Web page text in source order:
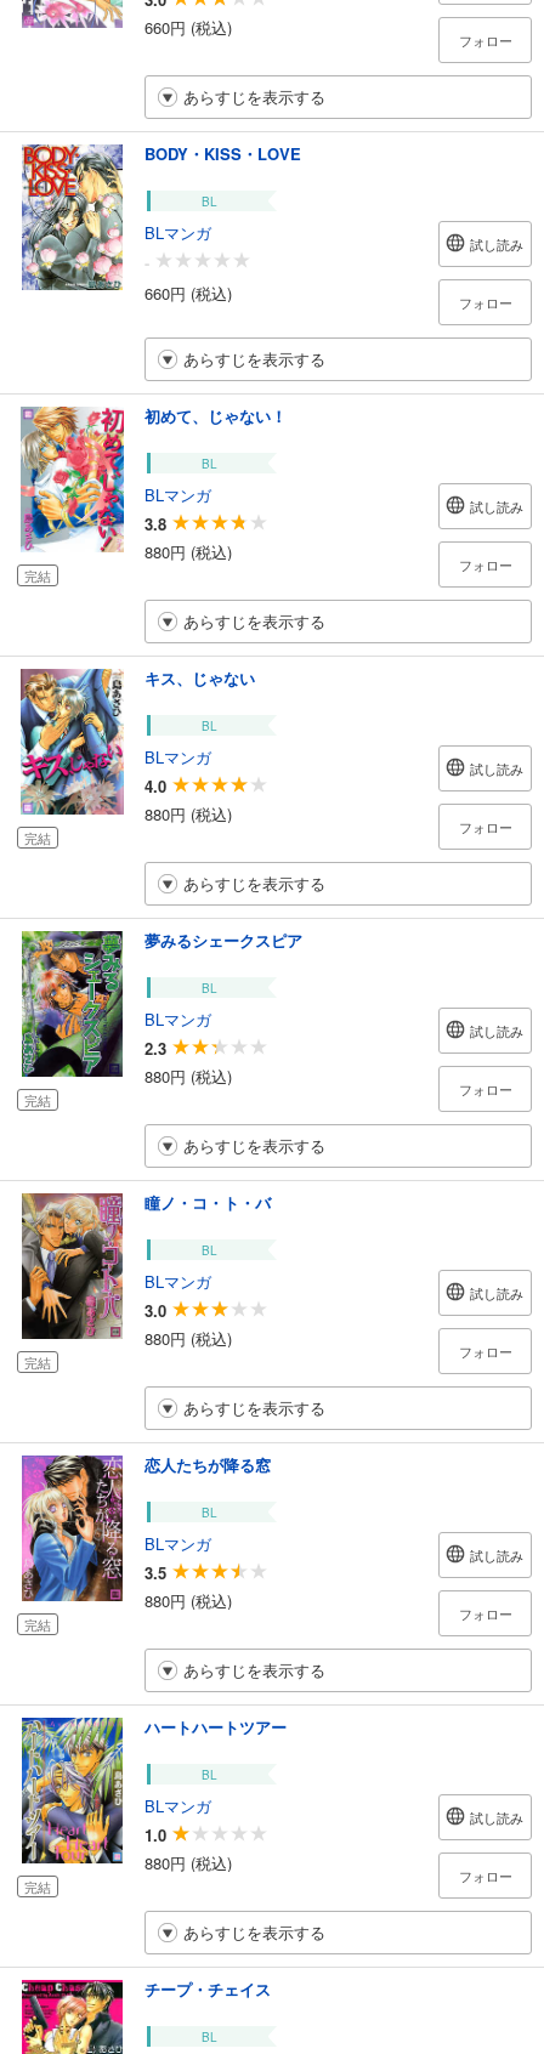
660円 (税込)
フォロー
あらすじを表示する
BODY・KISS・LOVE
BL
BLマンガ
-
660円 (税込)
試し読み
フォロー
あらすじを表示する
完結
初めて、じゃない！
BL
BLマンガ
3.8
880円 (税込)
試し読み
フォロー
あらすじを表示する
完結
キス、じゃない
BL
BLマンガ
4.0
880円 (税込)
試し読み
フォロー
あらすじを表示する
完結
夢みるシェークスピア
BL
BLマンガ
2.3
880円 (税込)
試し読み
フォロー
あらすじを表示する
完結
瞳ノ・コ・ト・バ
BL
BLマンガ
3.0
880円 (税込)
試し読み
フォロー
あらすじを表示する
完結
恋人たちが降る窓
BL
BLマンガ
3.5
880円 (税込)
試し読み
フォロー
あらすじを表示する
完結
ハートハートツアー
BL
BLマンガ
1.0
880円 (税込)
試し読み
フォロー
あらすじを表示する
チープ・チェイス
BL